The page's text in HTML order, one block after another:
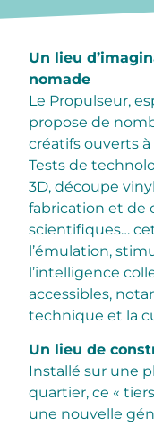
Un lieu
nomade
Le Propulseur,
propose de
créatifs ouverts
Tests de
3D, découpe
fabrication et de
scientifiques…
l’émulation,
l’intelligence
accessibles,
technique et la
Un lieu de
Installé sur une
quartier, ce «
une nouvelle